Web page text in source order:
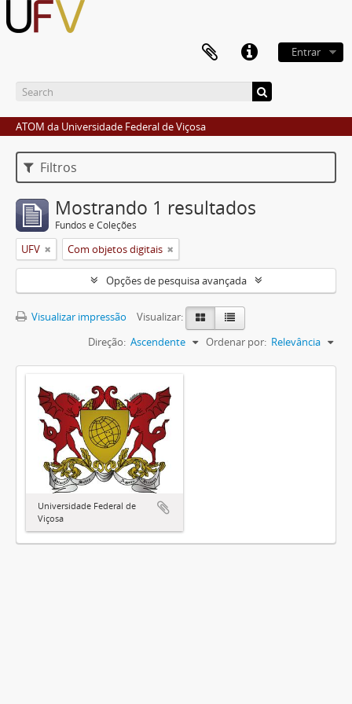
Entrar
ATOM da Universidade Federal de Viçosa
Filtros
Mostrando 1 resultados
Fundos e Coleções
UFV Com objetos digitais
Opções de pesquisa avançada
Visualizar impressão
Visualizar:
Ordenar por: Relevância
Direção: Ascendente
Universidade Federal de
Viçosa